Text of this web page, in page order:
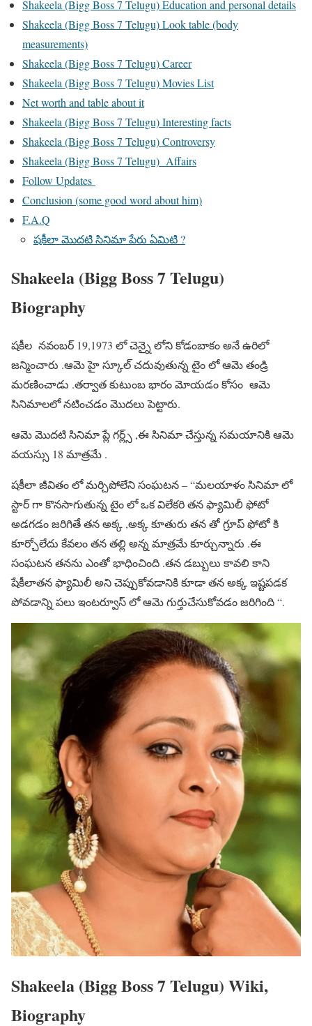
Shakeela (Bigg Boss 7 Telugu) Education and personal details
Shakeela (Bigg Boss 7 Telugu) Look table (body
measurements)
Shakeela (Bigg Boss 7 Telugu) Career
Shakeela (Bigg Boss 7 Telugu) Movies List
Net worth and table about it
Shakeela (Bigg Boss 7 Telugu) Interesting facts
Shakeela (Bigg Boss 7 Telugu) Controversy
Shakeela (Bigg Boss 7 Telugu) Affairs
Follow Updates
Conclusion (some good word about him)
F.A.Q
షకీలా మొదటి సినిమా పేరు ఏమిటి ?
Shakeela (Bigg Boss 7 Telugu)
Biography
షకీల నవంబర్ 19,1973 లో చెన్నై లోని కోడంబాకం అనే ఉరిలో
జన్మించారు .ఆమె హై స్కూల్ చదువుతున్న టైం లో ఆమె తండ్రి
మరణించాడు .తర్వాత కుటుంబ భారం మోయడం కోసం ఆమె
సినిమాలలో నటించడం మొదలు పెట్టారు.
ఆమె మొదటి సినిమా ప్లే గర్ల్స్ ,ఈ సినిమా చేస్తున్న సమయానికి ఆమె
వయస్సు 18 మాత్రమే .
షకీలా జీవితం లో మర్చిపోలేని సంఘటన – “మలయాళం సినిమా లో
స్టార్ గా కొనసాగుతున్న టైం లో ఒక విలేకరి తన ఫ్యామిలీ ఫోటో
అడగడం జరిగితే తన అక్క ,అక్క కూతురు తన తో గ్రూప్ ఫోటో కి
కూర్చోలేదు కేవలం తన తల్లి అన్న మాత్రమే కూర్చున్నారు .ఈ
సంఘటన తనను ఎంతో భాధించింది .తన డబ్బులు కావలి కాని
షేకీలాతన ఫ్యామిలీ అని చెప్పుకోవడానికి కూడా తన అక్క ఇష్టపడక
పోవడాన్ని పలు ఇంటర్వూస్ లో ఆమె గుర్తుచేసుకోవడం జరిగింది “.
Shakeela (Bigg Boss 7 Telugu) Wiki,
Biography